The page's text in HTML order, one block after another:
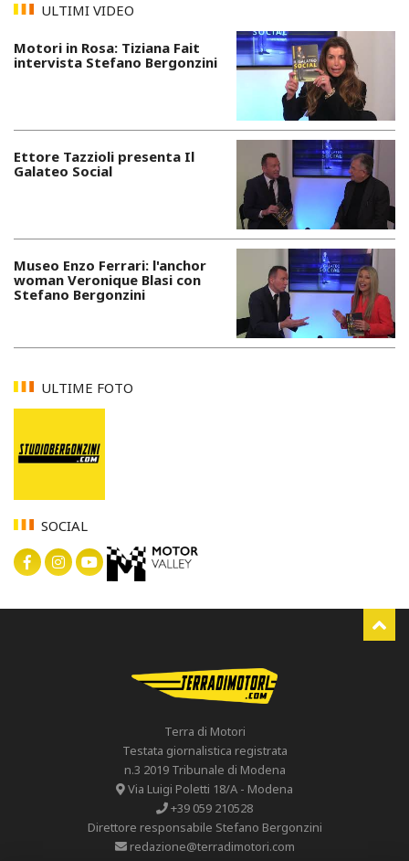
ULTIMI VIDEO
Motori in Rosa: Tiziana Fait
intervista Stefano Bergonzini
Ettore Tazzioli presenta Il
Galateo Social
Museo Enzo Ferrari: l'anchor
woman Veronique Blasi con
Stefano Bergonzini
ULTIME FOTO
SOCIAL
Terra di Motori
Testata giornalistica registrata
n.3 2019 Tribunale di Modena
Via Luigi Poletti 18/A - Modena
+39 059 210528
Direttore responsabile Stefano Bergonzini
redazione@terradimotori.com